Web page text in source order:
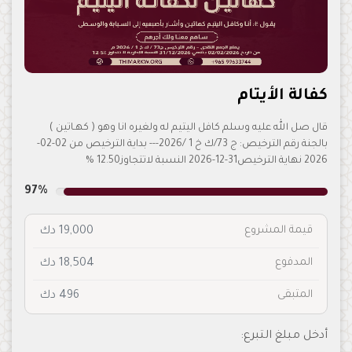
كفالة الأيتام
قال صل الله عليه وسلم كافل اليتيم له ولغيره انا وهو ( كهـاتين )
بالجنة رقم الترخيص: ج 73/ك خ 1 /2026--- بداية الترخيص من 02-02-
2026 نهاية الترخيص31-12-2026 النسبة لاتتجاوز12.50 %
97%
قيمة المشروع 19,000 دك
المدفوع 18,504 دك
المتبقى 496 دك
أدخل مبلغ التبرع: